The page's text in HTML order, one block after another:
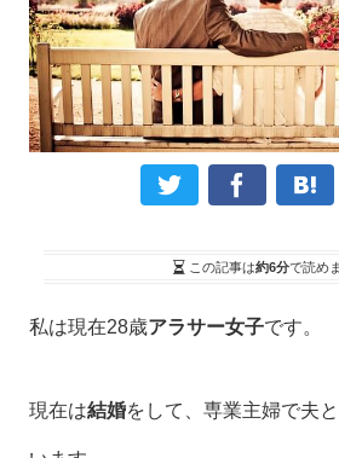
この記事は約6分で読め
私は現在28歳アラサー女子です。
現在は結婚をして、専業主婦で夫